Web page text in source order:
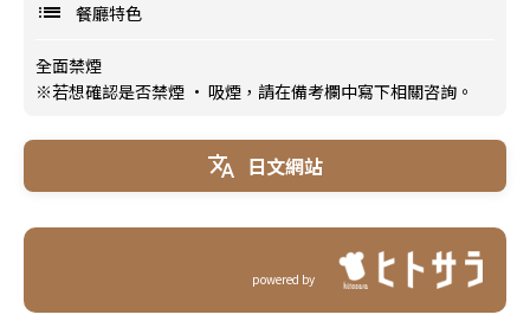
餐廳特色
全面禁煙
※若想確認是否禁煙 · 吸煙，請在備考欄中寫下相關咨詢。
日文網站
powered by